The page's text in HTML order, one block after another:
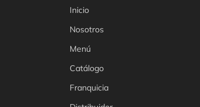
Inicio
Nosotros
Menú
Catálogo
Franquicia